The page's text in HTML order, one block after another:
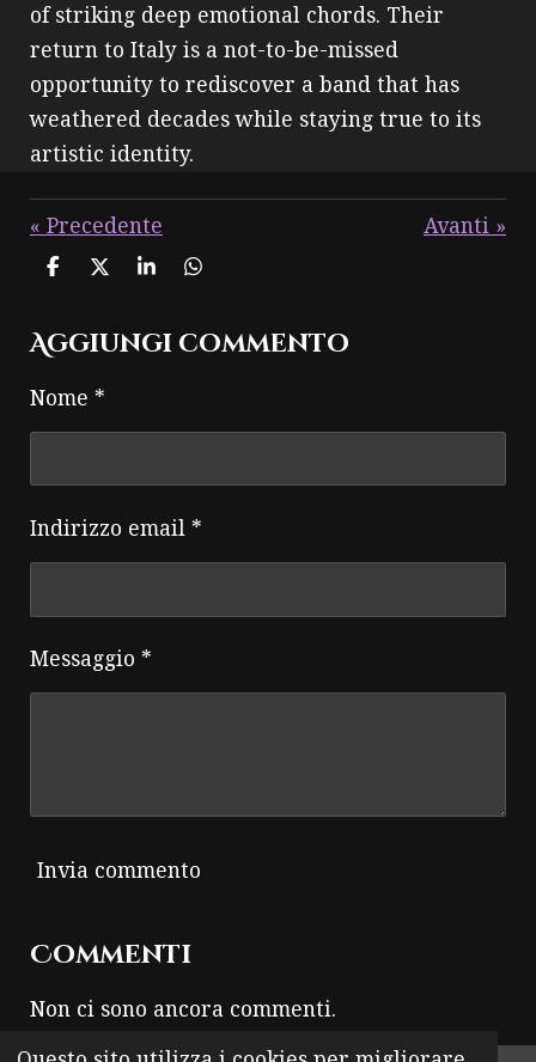
of striking deep emotional chords. Their
return to Italy is a not-to-be-missed
opportunity to rediscover a band that has
weathered decades while staying true to its
artistic identity.
« Precedente Avanti »
C
d
i
i
d
C
d
v
d
C
d
d
C
d
d
Aggiungi commento
Nome *
Indirizzo email *
Messaggio *
Invia commento
Commenti
Non ci sono ancora commenti.